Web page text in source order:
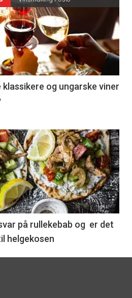
og ungarske viner
på rullekebab og er det
helgekosen